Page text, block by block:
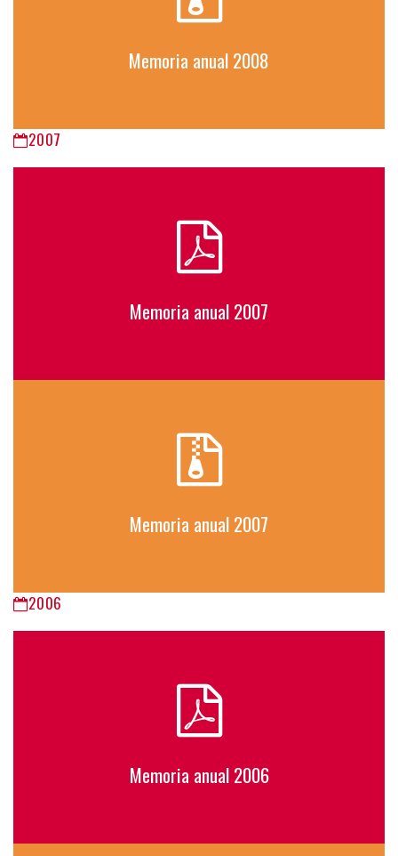
Memoria anual 2008
2007
Memoria anual 2007
Memoria anual 2007
2006
Memoria anual 2006